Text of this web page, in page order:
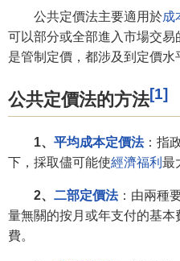
公共定價法主要適用於成
可以部分或全部進入市場交
是管制定價，都涉及到定價水
公共定價法的方法[1]
1、 平均成本定價法：指
下，採取儘可能使經濟福利 最
2、 二部定價法：由兩種
量無關的按月或年支付的基
費。